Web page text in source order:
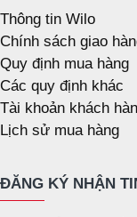
Thông tin Wilo
Chính sách giao
Quy định mua hàng
Các quy định khác
Tài khoản khách
Lịch sử mua hàng
ĐĂNG KÝ NHẬN